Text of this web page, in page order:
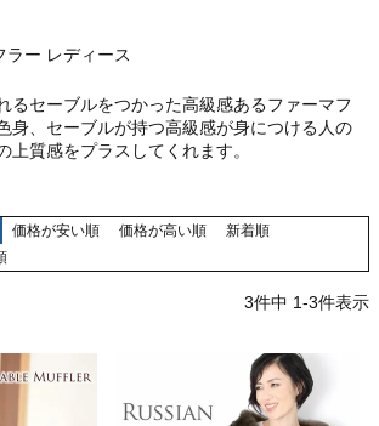
ラー レディース
るセーブルをつかった高級感あるファーマフ
身、セーブルが持つ高級感が身につける人の
上質感をプラスしてくれます。
価格が安い順 価格が高い順
新着順
3件中 1-3件表示